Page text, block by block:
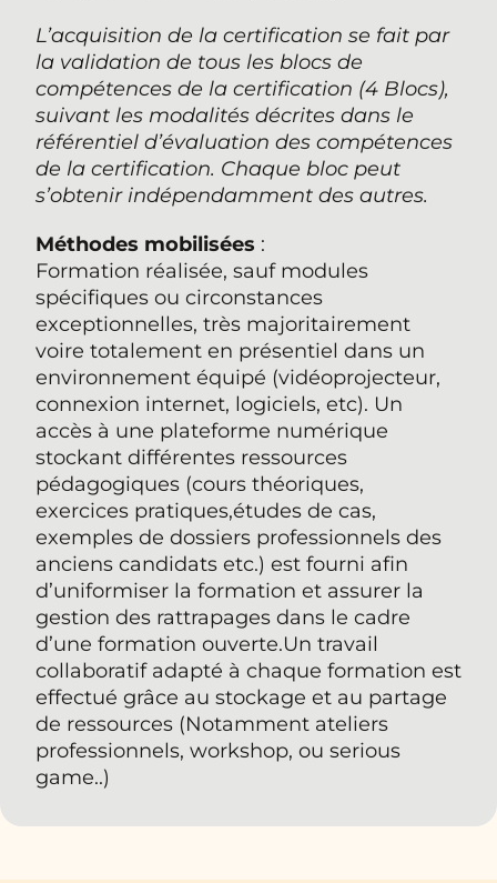
L’acquisition de la certification se fait par
la validation de tous les blocs de
compétences de la certification (4 Blocs),
suivant les modalités décrites dans le
référentiel d’évaluation des compétences
de la certification. Chaque bloc peut
s’obtenir indépendamment des autres.
Méthodes mobilisées :
Formation réalisée, sauf modules
spécifiques ou circonstances
exceptionnelles, très majoritairement
voire totalement en présentiel dans un
environnement équipé (vidéoprojecteur,
connexion internet, logiciels, etc). Un
accès à une plateforme numérique
stockant différentes ressources
pédagogiques (cours théoriques,
exercices pratiques,études de cas,
exemples de dossiers professionnels des
anciens candidats etc.) est fourni afin
d’uniformiser la formation et assurer la
gestion des rattrapages dans le cadre
d’une formation ouverte.Un travail
collaboratif adapté à chaque formation est
effectué grâce au stockage et au partage
de ressources (Notamment ateliers
professionnels, workshop, ou serious
game..)